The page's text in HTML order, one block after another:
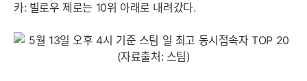
카: 빌로우 제로는 10위 아래로 내려갔다.